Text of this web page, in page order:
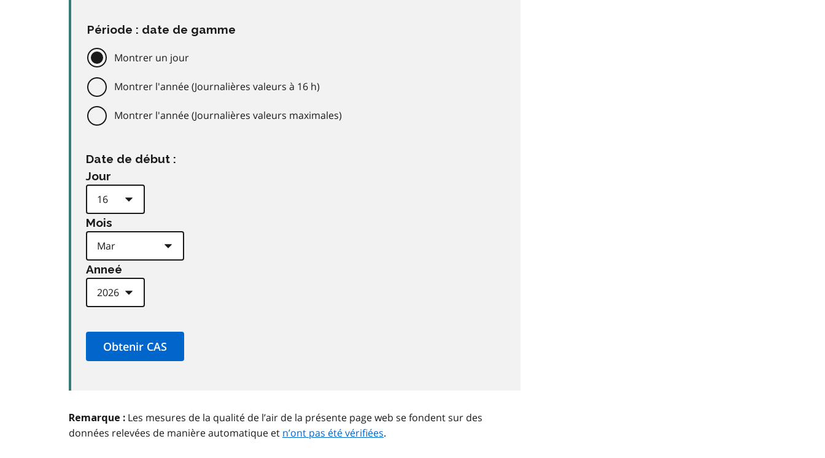
Période : date de gamme
Montrer un jour
Montrer l'année (Journalières valeurs à 16 h)
Montrer l'année (Journalières valeurs maximales)
Date de début :
Jour
Mois
Anneé
Remarque : Les mesures de la qualité de l’air de la présente page web se fondent sur des
données relevées de manière automatique et n’ont pas été vérifiées.